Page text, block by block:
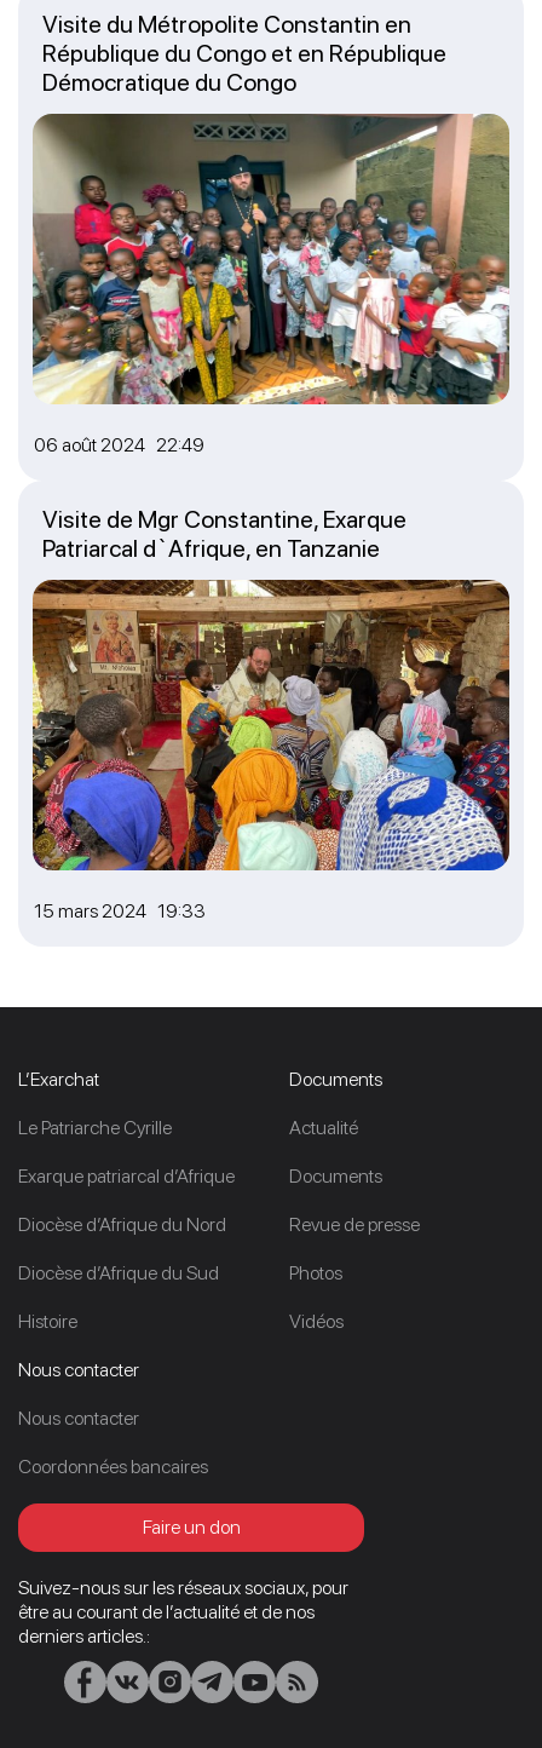
06 août 2024 22:49
Visite du Métropolite Constantin en
République du Congo et en République
Démocratique du Congo
15 mars 2024 19:33
Visite de Mgr Constantine, Exarque
Patriarcal d`Afrique, en Tanzanie
L’Exarchat
Le Patriarche Cyrille
Exarque patriarcal d’Afrique
Diocèse d’Afrique du Nord
Diocèse d’Afrique du Sud
Histoire
Documents
Actualité
Documents
Revue de presse
Photos
Vidéos
Nous contacter
Nous contacter
Coordonnées bancaires
Faire un don
Suivez-nous sur les réseaux sociaux, pour
être au courant de l’actualité et de nos
derniers articles.: